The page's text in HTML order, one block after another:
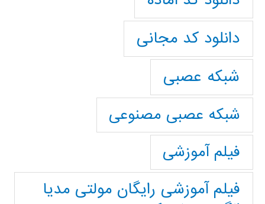
دانلود کد مجانی
شبکه عصبی
شبکه عصبی مصنوعی
فیلم آموزشی
فیلم آموزشی رایگان مولتی مدیا